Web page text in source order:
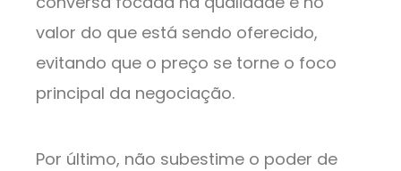
valor do que está sendo oferecido,
evitando que o preço se torne o foco
principal da negociação.
Por último, não subestime o poder de